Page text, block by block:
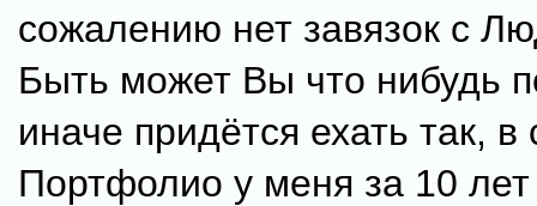
сожалению нет завязок с
Быть может Вы что нибудь
иначе придётся ехать так,
Портфолио у меня за 10